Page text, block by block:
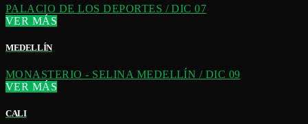
PALACIO DE LOS DEPORTES / DIC 07
VER MÁS
MEDELLÍN
MONASTERIO - SELINA MEDELLÍN / DIC 09
VER MÁS
CALI